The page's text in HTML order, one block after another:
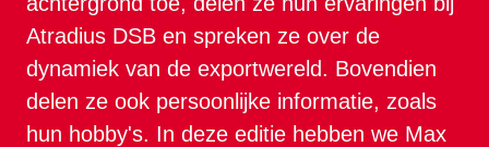
Atradius DSB en spreken ze over de
dynamiek van de exportwereld. Bovendien
delen ze ook persoonlijke informatie, zoals
hun hobby's. In deze editie hebben we Max